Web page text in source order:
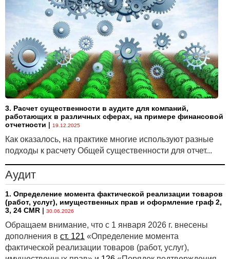
§ изменена форма согласия субъекта страховой
истории — физического лица на предоставление
страхового отчета пользователю страховой истории.
Подготовлено по материалам Министерства финансов
Республики Беларусь и Национального правового Интернет-
портала Республики Беларусь
3. Расчет существенности в аудите для компаний,
работающих в различных сферах, на примере финансовой
отчетности | 19.12.2025
Как оказалось, на практике многие используют разные
подходы к расчету Общей существенности для отчет...
Аудит
1. Определение момента фактической реализации товаров
(работ, услуг), имущественных прав и оформление граф 2,
3, 24 CMR | 30.06.2026
Обращаем внимание, что с 1 января 2026 г. внесены
дополнения в ст. 121 «Определение момента
фактической реализации товаров (работ, услуг),